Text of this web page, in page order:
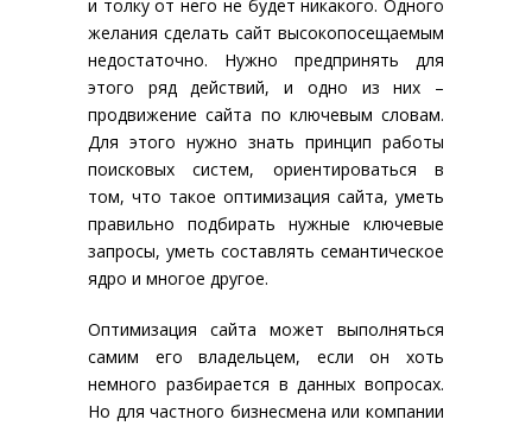
и толку от него не будет никакого. Одного
желания сделать сайт высокопосещаемым
недостаточно. Нужно предпринять для
этого ряд действий, и одно из них –
продвижение сайта по ключевым словам.
Для этого нужно знать принцип работы
поисковых систем, ориентироваться в
том, что такое оптимизация сайта, уметь
правильно подбирать нужные ключевые
запросы, уметь составлять семантическое
ядро и многое другое.
Оптимизация сайта может выполняться
самим его владельцем, если он хоть
немного разбирается в данных вопросах.
Но для частного бизнесмена или компании